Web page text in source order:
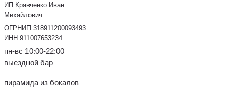
ИП Кравченко Иван
Михайлович
ОГРНИП 318911200093493
ИНН 911007653234
пн-вс 10:00-22:00
выездной бар
пирамида из бокалов